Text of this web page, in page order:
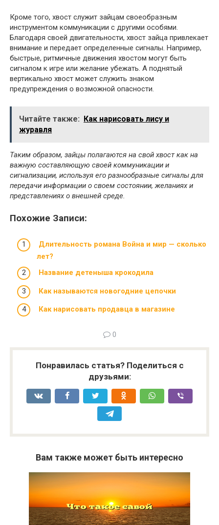
Кроме того, хвост служит зайцам своеобразным
инструментом коммуникации с другими особями.
Благодаря своей двигательности, хвост зайца привлекает
внимание и передает определенные сигналы. Например,
быстрые, ритмичные движения хвостом могут быть
сигналом к игре или желание убежать. А поднятый
вертикально хвост может служить знаком
предупреждения о возможной опасности.
Читайте также:
Как нарисовать лису и
журавля
Таким образом, зайцы полагаются на свой хвост как на
важную составляющую своей коммуникации и
сигнализации, используя его разнообразные сигналы для
передачи информации о своем состоянии, желаниях и
представлениях о внешней среде.
Похожие Записи:
Длительность романа Война и мир — сколько
лет?
Название детеныша крокодила
Как называются новогодние цепочки
Как нарисовать продавца в магазине
0
Понравилась статья? Поделиться с
друзьями:
Вам также может быть интересно